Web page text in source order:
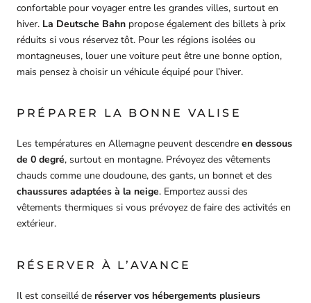
confortable pour voyager entre les grandes villes, surtout en
hiver. La Deutsche Bahn propose également des billets à prix
réduits si vous réservez tôt. Pour les régions isolées ou
montagneuses, louer une voiture peut être une bonne option,
mais pensez à choisir un véhicule équipé pour l’hiver.
PRÉPARER LA BONNE VALISE
Les températures en Allemagne peuvent descendre en dessous
de 0 degré, surtout en montagne. Prévoyez des vêtements
chauds comme une doudoune, des gants, un bonnet et des
chaussures adaptées à la neige. Emportez aussi des
vêtements thermiques si vous prévoyez de faire des activités en
extérieur.
RÉSERVER À L’AVANCE
Il est conseillé de réserver vos hébergements plusieurs